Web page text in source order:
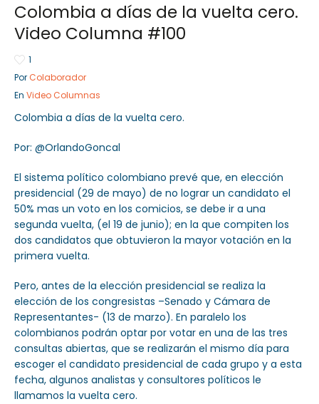
Sector Público
Colombia a días de la vuelta cero.
Video Columna #100
1
Por Colaborador
En Video Columnas
Colombia a días de la vuelta cero.
Por: @OrlandoGoncal
El sistema político colombiano prevé que, en elección
presidencial (29 de mayo) de no lograr un candidato el
50% mas un voto en los comicios, se debe ir a una
segunda vuelta, (el 19 de junio); en la que compiten los
dos candidatos que obtuvieron la mayor votación en la
primera vuelta.
Pero, antes de la elección presidencial se realiza la
elección de los congresistas –Senado y Cámara de
Representantes- (13 de marzo). En paralelo los
colombianos podrán optar por votar en una de las tres
consultas abiertas, que se realizarán el mismo día para
escoger el candidato presidencial de cada grupo y a esta
fecha, algunos analistas y consultores políticos le
llamamos la vuelta cero.